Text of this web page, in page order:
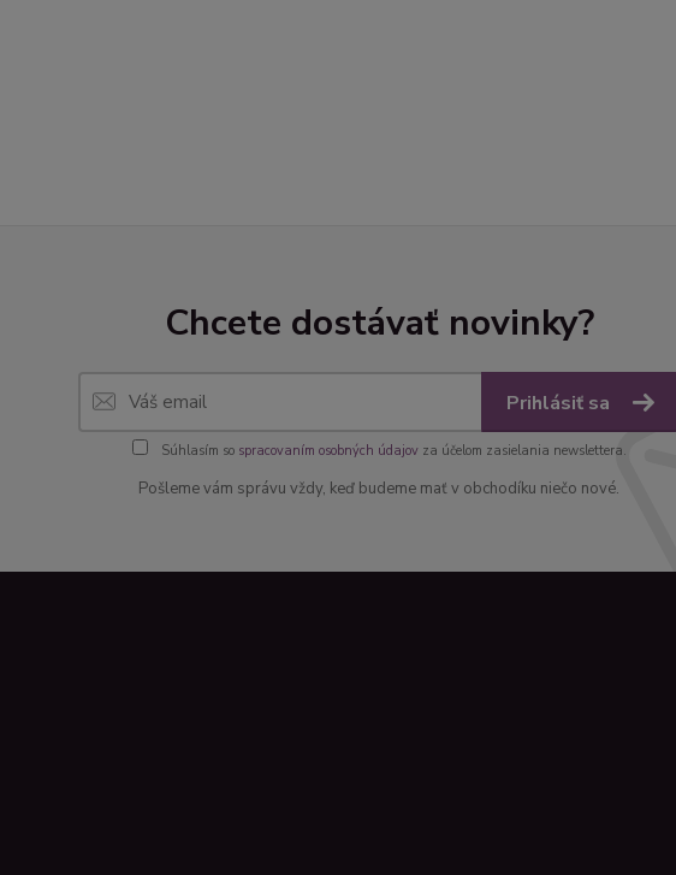
Chcete dostávať novinky?
Prihlásiť sa
Súhlasím so spracovaním osobných údajovza účelom zasielania newslettera.
Pošleme vám správu vždy, keď budeme mať v obchodíku niečo nové.